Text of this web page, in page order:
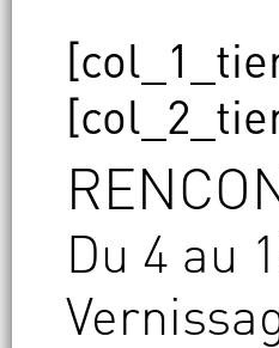
Du 4 au